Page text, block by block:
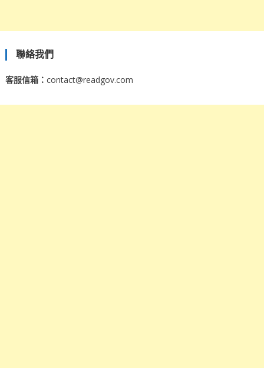
聯絡我們
客服信箱： contact@readgov.com